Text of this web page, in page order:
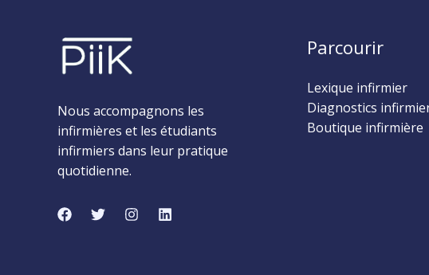
Nous accompagnons les
infirmières et les étudiants
infirmiers dans leur pratique
quotidienne.
Parcourir
Lexique infirmier
Diagnostics
Boutique infirmière